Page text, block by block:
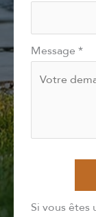
Message *
Si vous êtes